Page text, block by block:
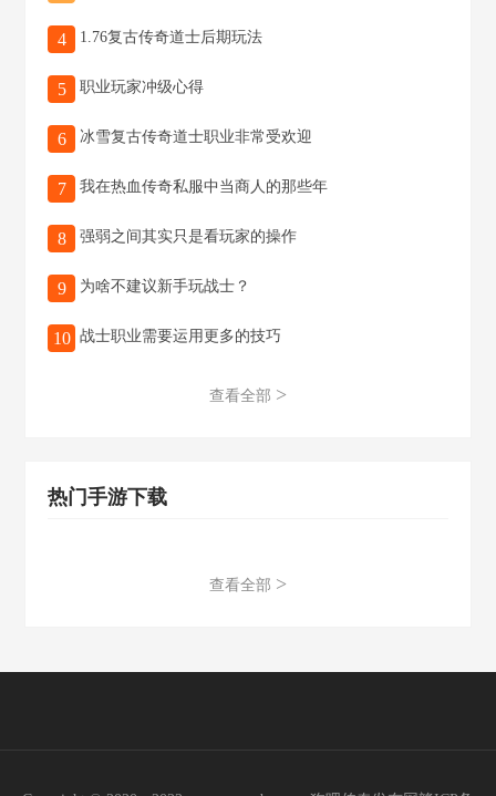
4 1.76复古传奇道士后期玩法
5 职业玩家冲级心得
6 冰雪复古传奇道士职业非常受欢迎
7 我在热血传奇私服中当商人的那些年
8 强弱之间其实只是看玩家的操作
9 为啥不建议新手玩战士？
10 战士职业需要运用更多的技巧
查看全部 >
热门手游下载
查看全部 >